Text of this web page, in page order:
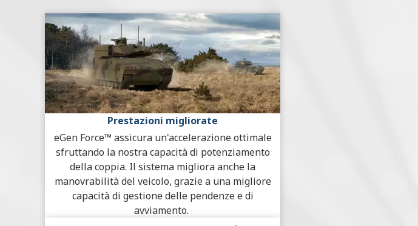
Prestazioni migliorate
eGen Force™ assicura un'accelerazione ottimale
sfruttando la nostra capacità di potenziamento
della coppia. Il sistema migliora anche la
manovrabilità del veicolo, grazie a una migliore
capacità di gestione delle pendenze e di
avviamento.